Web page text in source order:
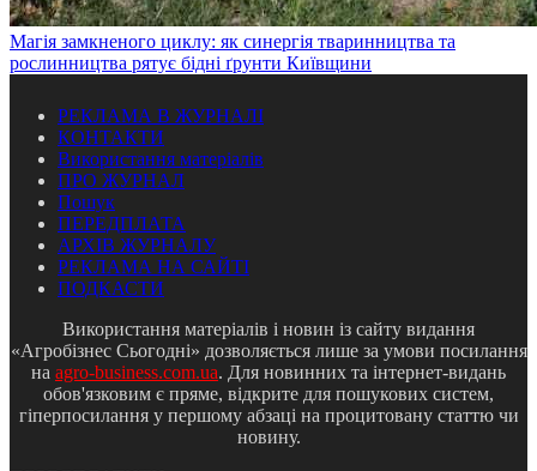
Магія замкненого циклу: як синергія тваринництва та
рослинництва рятує бідні ґрунти Київщини
РЕКЛАМА В ЖУРНАЛІ
КОНТАКТИ
Використання матеріалів
ПРО ЖУРНАЛ
Пошук
ПЕРЕДПЛАТА
АРХІВ ЖУРНАЛУ
РЕКЛАМА НА САЙТІ
ПОДКАСТИ
Використання матеріалів і новин із сайту видання
«Агробізнес Сьогодні» дозволяється лише за умови посилання
на agro-business.com.ua. Для новинних та інтернет-видань
обов'язковим є пряме, відкрите для пошукових систем,
гіперпосилання у першому абзаці на процитовану статтю чи
новину.